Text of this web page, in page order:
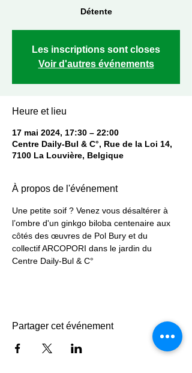
Détente
Les inscriptions sont closes
Voir d'autres événements
Heure et lieu
17 mai 2024, 17:30 – 22:00
Centre Daily-Bul & C°, Rue de la Loi 14,
7100 La Louvière, Belgique
À propos de l'événement
Une petite soif ? Venez vous désaltérer à
l’ombre d'un ginkgo biloba centenaire aux
côtés des œuvres de Pol Bury et du
collectif ARCOPORI dans le jardin du
Centre Daily-Bul & C°
Partager cet événement